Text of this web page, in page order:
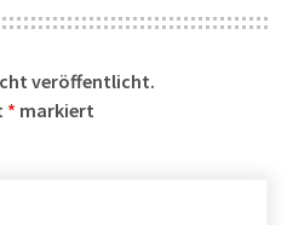
veröffentlicht.
* markiert